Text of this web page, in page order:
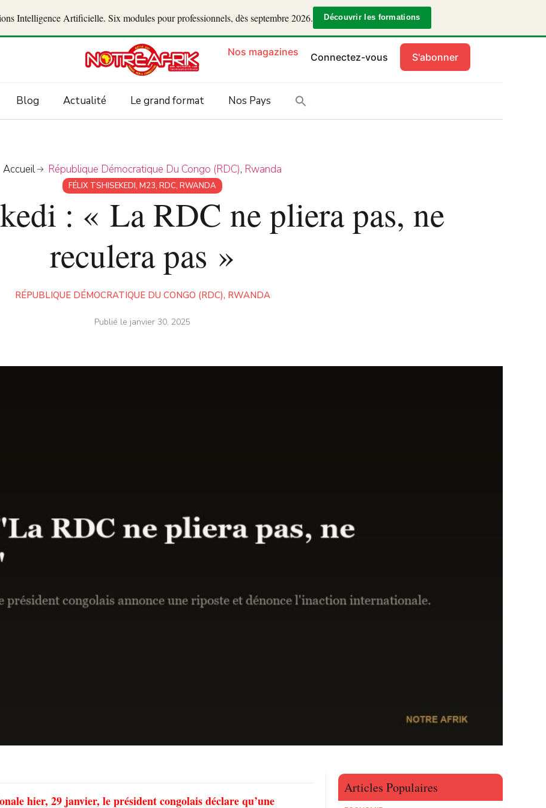
Intelligence Artificielle. Six modules pour professionnels, dès septembre 2026. Découvrir les formations
Nos magazines Connectez-vous S'abonner
Blog Actualité Le grand format Nos Pays
Accueil République Démocratique Du Congo (RDC), Rwanda
FÉLIX TSHISEKEDI, M23, RDC, RWANDA
: « La RDC ne pliera pas, ne
reculera pas »
RÉPUBLIQUE DÉMOCRATIQUE DU CONGO (RDC), RWANDA
Publié le janvier 30, 2025
hier, 29 janvier, le président congolais déclare qu’une
Articles Populaires